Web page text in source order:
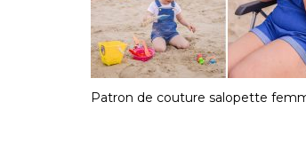
Patron de couture salopette